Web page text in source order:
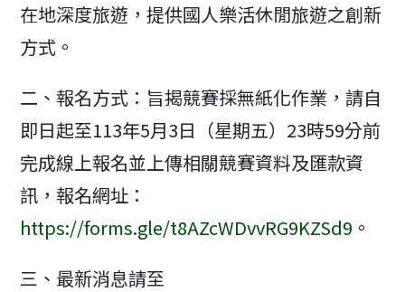
在地深度旅遊，提供國人樂活休閒旅遊之創新
方式。
二、報名方式：旨揭競賽採無紙化作業，請自
即日起至113年5月3日（星期五）23時59分前
完成線上報名並上傳相關競賽資料及匯款資
訊，報名網址：
https://forms.gle/t8AZcWDvvRG9KZSd9 。
三、最新消息請至